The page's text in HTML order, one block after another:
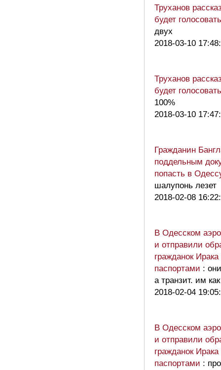
Труханов
будет
двух
2018-03-10
Труханов
будет
100%
2018-03-10
Гражданин
поддельным
попасть в
шалупонь лезет
2018-02-08
В Одесском
и отправили
гражданок
паспортами :
а транзит. им
2018-02-04
В Одесском
и отправили
гражданок
паспортами :